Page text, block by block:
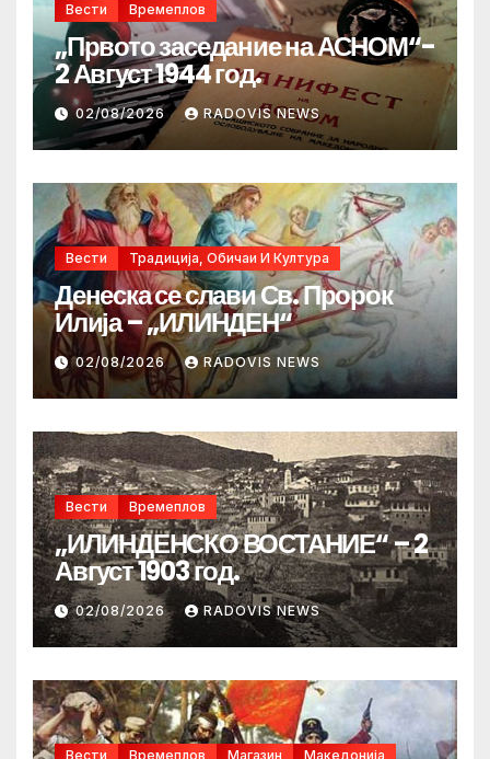
Вести Времеплов
„Првото заседание на АСНОМ“-
2 Август 1944 год.
02/08/2026 RADOVIS NEWS
Вести Традиција, Обичаи И Култура
Денеска се слави Св. Пророк
Илија – „ИЛИНДЕН“
02/08/2026 RADOVIS NEWS
Вести Времеплов
„ИЛИНДЕНСКО ВОСТАНИЕ“ – 2
Август 1903 год.
02/08/2026 RADOVIS NEWS
Вести Времеплов Магазин Македонија